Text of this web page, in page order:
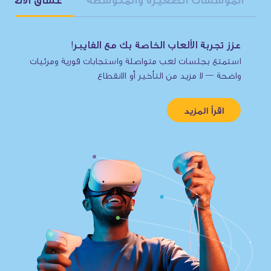
عزز تجربة الألعاب الخاصة بك مع الفايبر!
استمتع بجلسات لعب متواصلة واستجابات فورية ومرئيات
واضحة — لا مزيد من التأخير أو الانقطاع
اقرأ المزيد